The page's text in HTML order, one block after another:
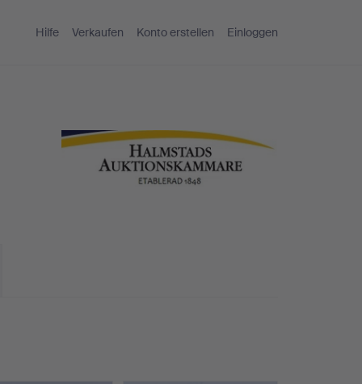
Hilfe Verkaufen Konto erstellen Einloggen